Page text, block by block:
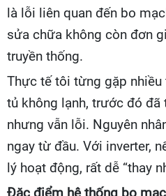
là lỗi liên quan đến bo
sửa chữa không còn đơn
truyền thống.
Thực tế tôi từng gặp
tủ không lạnh, trước đó đã
nhưng vẫn lỗi. Nguyên
ngay từ đầu. Với inverter,
lý hoạt động, rất dễ “thay